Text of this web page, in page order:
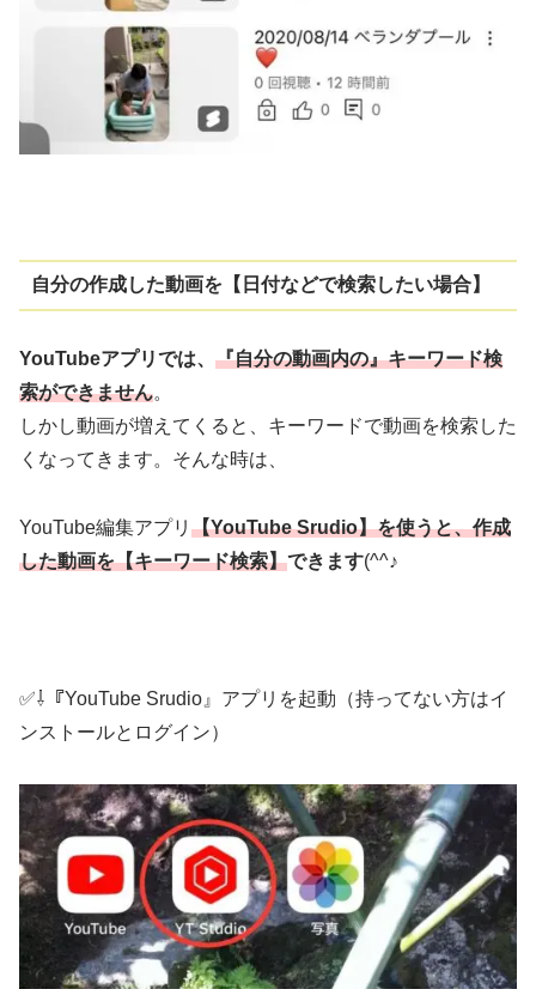
自分の作成した動画を【日付などで検索したい場合】
YouTubeアプリでは、 『自分の動画内の』キーワード検
索ができません。
しかし動画が増えてくると、キーワードで動画を検索した
くなってきます。そんな時は、
YouTube編集アプリ 【YouTube Srudio】を使うと、作成
した動画を【キーワード検索】できます(^^♪
✅⇩『YouTube Srudio』アプリを起動（持ってない方はイ
ンストールとログイン）